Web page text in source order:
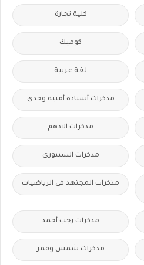
كلية تجارة
كوميك
لغة عربية
مذكرات أستاذة أمنية وجدى
مذكرات الادهم
مذكرات الشنتورى
مذكرات المجتهد فى الرياضيات
مذكرات رجب أحمد
مذكرات شمس وقمر